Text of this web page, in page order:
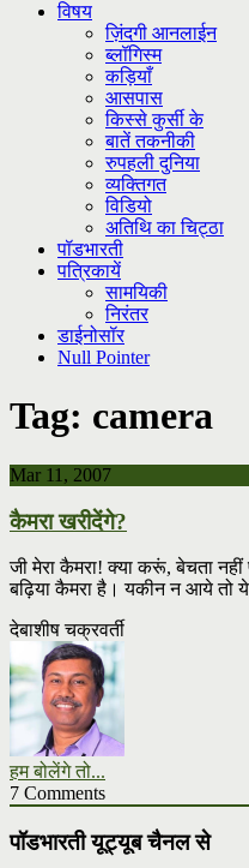
विषय
ज़िंदगी आनलाईन
ब्लॉगिस्म
कड़ियाँ
आसपास
किस्से कुर्सी के
बातें तकनीकी
रुपहली दुनिया
व्यक्तिगत
विडियो
अतिथि का चिट्ठा
पॉडभारती
पत्रिकायें
सामयिकी
निरंतर
डाईनोसॉर
Null Pointer
Tag: camera
Mar 11, 2007
कैमरा खरीदेंगे?
जी मेरा कैमरा! क्या करूं, बेचता
बढ़िया कैमरा है। यकीन न आये तो
देबाशीष चक्रवर्ती
हम बोलेंगे तो...
7 Comments
पॉडभारती यूट्यूब चैनल से